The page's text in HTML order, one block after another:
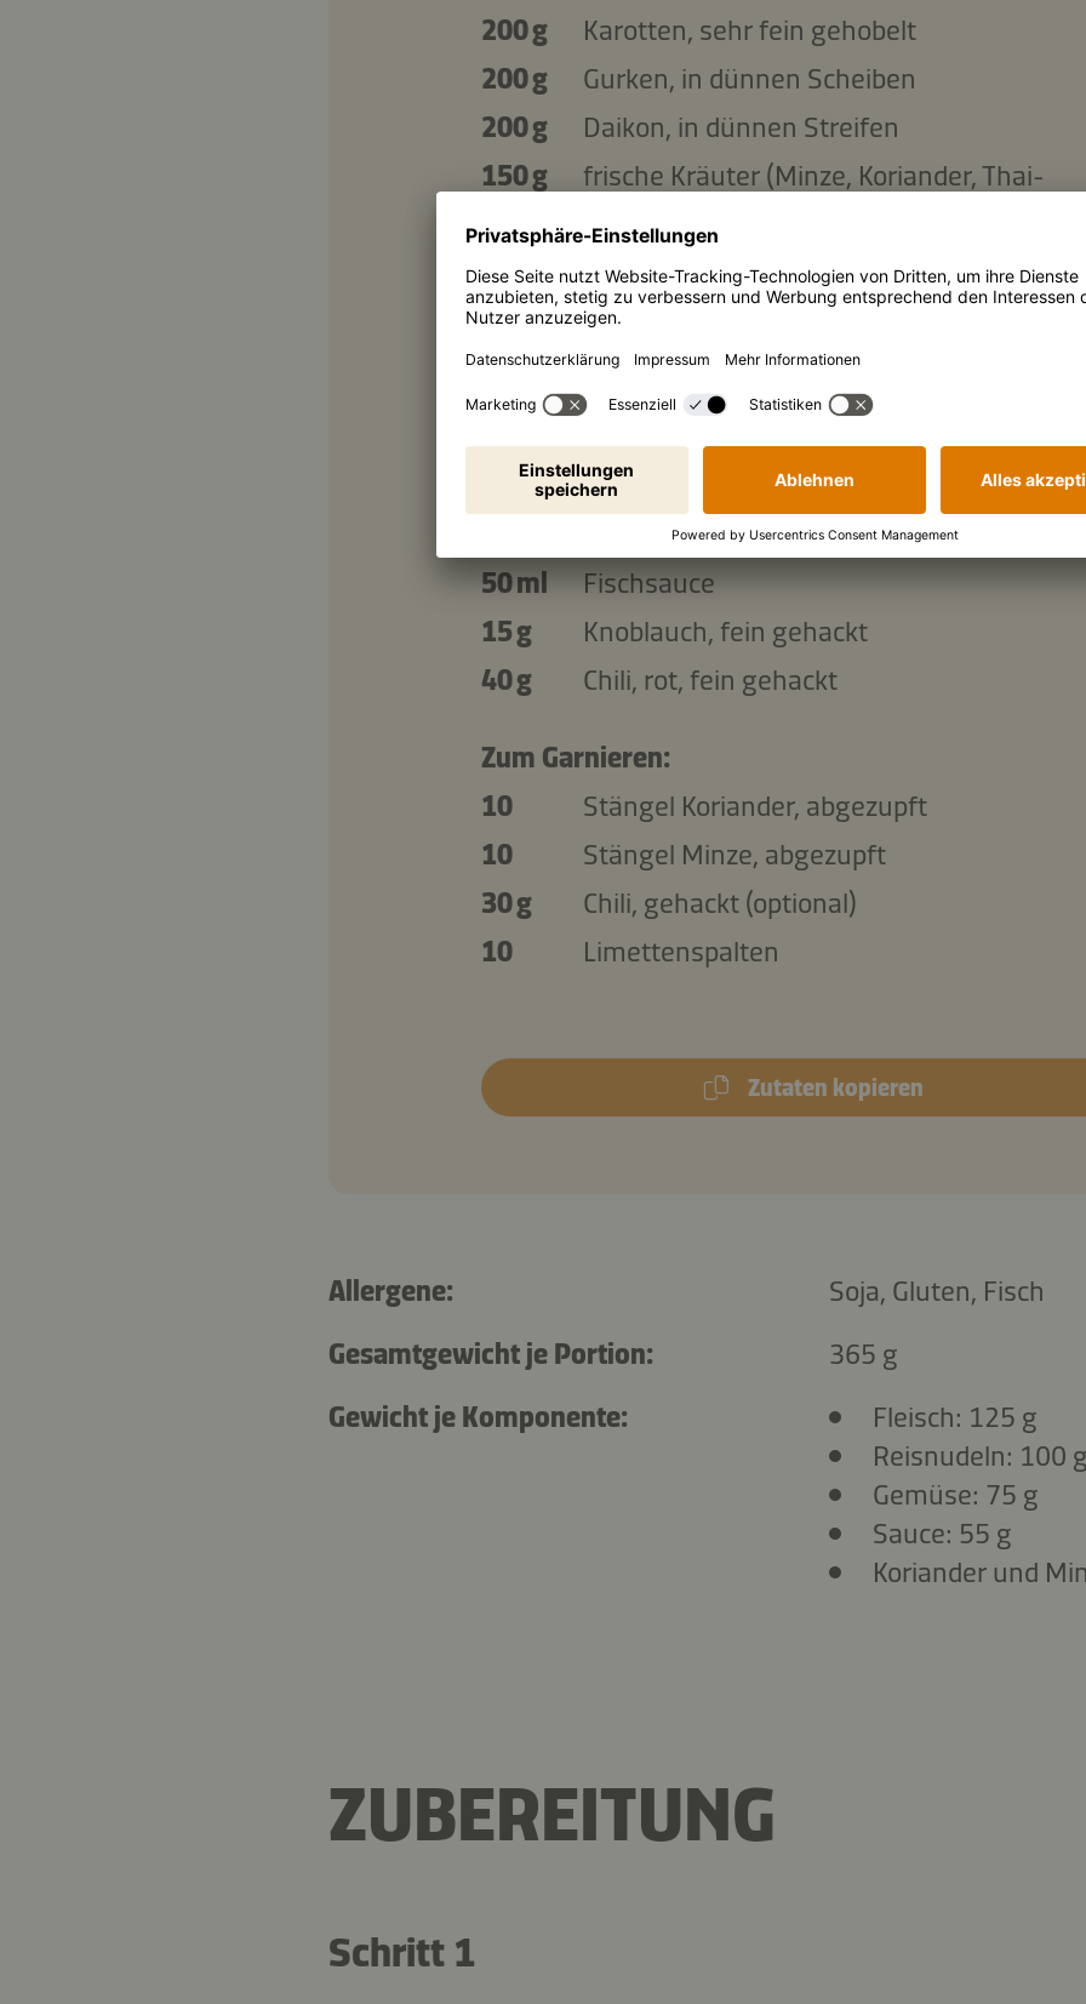
200 g
Karotten, sehr fein gehobelt
200 g
Gurken, in dünnen Scheiben
200 g
Daikon, in dünnen Streifen
150 g
frische Kräuter (Minze, Koriander, Thai-
Für das Bun-Cha-Dressing:
100 ml Kikkoman natürlich gebraute Sojasauce
150 ml Limettensaft
150 ml Wasser
Reisessig
50 ml
Fischsauce
15 g
Knoblauch, fein gehackt
40 g
Chili, rot, fein gehackt
Zum Garnieren:
10
Stängel Koriander, abgezupft
10
Stängel Minze, abgezupft
30 g
Chili, gehackt (optional)
10
Limettenspalten
Zutaten kopieren
Allergene:
Soja, Gluten, Fisch
Gesamtgewicht je Portion:
365 g
Gewicht je Komponente:
Fleisch: 125 g
Reisnudeln: 100
Gemüse: 75 g
Sauce: 55 g
Koriander und
ZUBEREITUNG
Schritt 1